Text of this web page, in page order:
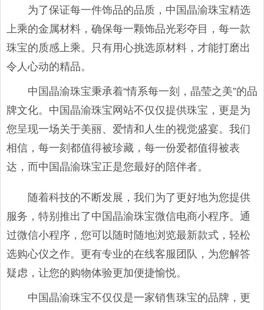
为了保证每一件饰品的品质，中国晶渝珠宝精选
上乘的金属材料，确保每一颗饰品光彩夺目，每一款
珠宝的质感上乘。只有用心挑选原材料，才能打磨出
令人心动的精品。
中国晶渝珠宝秉承着“情系每一刻，晶莹之美”的品
牌文化。中国晶渝珠宝网站不仅仅提供珠宝，更是为
您呈现一场关于美丽、爱情和人生的视觉盛宴。我们
相信，每一刻都值得被珍藏，每一份爱都值得被表
达，而中国晶渝珠宝正是您最好的陪伴者。
随着科技的不断发展，我们为了更好地为您提供
服务，特别推出了中国晶渝珠宝微信电商小程序。通
过微信小程序，您可以随时随地浏览最新款式，轻松
选购心仪之作。更有专业的在线客服团队，为您解答
疑虑，让您的购物体验更加便捷愉悦。
中国晶渝珠宝不仅仅是一家销售珠宝的品牌，更